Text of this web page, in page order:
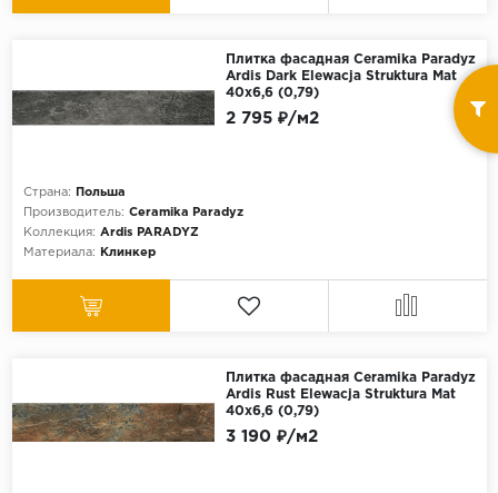
Плитка фасадная Ceramika Paradyz
Ardis Dark Elewacja Struktura Mat
40x6,6 (0,79)
Страна:
Польша
Производитель: Ceramika Paradyz
Коллекция: Ardis PARADYZ
Материала:
Клинкер
2 795 ₽/м2
Плитка фасадная Ceramika Paradyz
Ardis Rust Elewacja Struktura Mat
40x6,6 (0,79)
3 190 ₽/м2